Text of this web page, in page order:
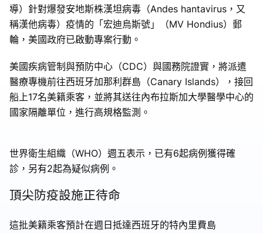
導）針對爆發安地斯株漢坦病毒（Andes hantavirus，又
稱漢他病毒）疫情的「宏迪烏斯號」（MV Hondius）郵
輪，美國政府已啟動專案行動。
美國疾病管制與預防中心（CDC）與國務院證實，將派遣
醫療專機前往西班牙加那利群島（Canary Islands），接回
船上17名美籍乘客，並將其送往內布拉斯加大學醫學中心的
國家隔離單位，進行高規格監測。
世界衛生組織（WHO）週五表示，已有6起病例獲得確
診，另有2起為疑似病例。
頂尖防疫設施正待命
這批美籍乘客預計在週日抵達西班牙的特內里費島